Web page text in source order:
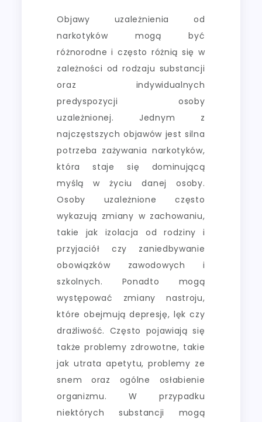
Objawy uzależnienia od
narkotyków mogą być
różnorodne i często różnią się w
zależności od rodzaju substancji
oraz indywidualnych
predyspozycji osoby
uzależnionej. Jednym z
najczęstszych objawów jest silna
potrzeba zażywania narkotyków,
która staje się dominującą
myślą w życiu danej osoby.
Osoby uzależnione często
wykazują zmiany w zachowaniu,
takie jak izolacja od rodziny i
przyjaciół czy zaniedbywanie
obowiązków zawodowych i
szkolnych. Ponadto mogą
występować zmiany nastroju,
które obejmują depresję, lęk czy
drażliwość. Często pojawiają się
także problemy zdrowotne, takie
jak utrata apetytu, problemy ze
snem oraz ogólne osłabienie
organizmu. W przypadku
niektórych substancji mogą